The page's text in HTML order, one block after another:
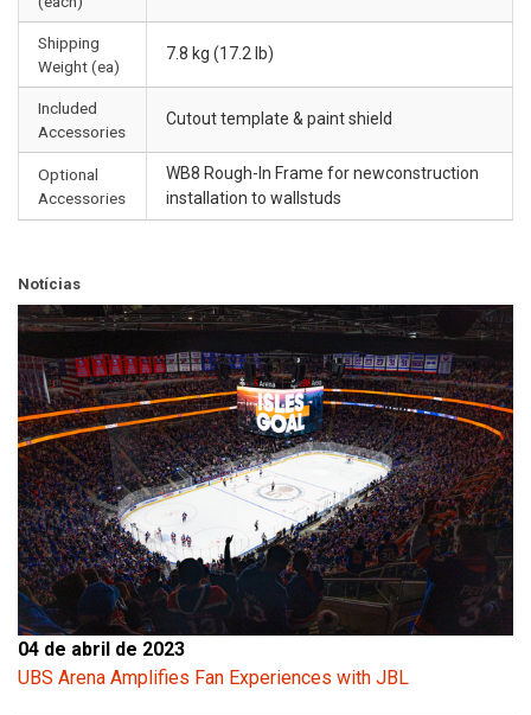
Shipping
Weight (ea)
7.8 kg (17.2 lb)
Included
Accessories
Cutout template & paint shield
Optional
Accessories
WB8 Rough-In Frame for newconstruction
installation to wallstuds
Notícias
04 de abril de 2023
UBS Arena Amplifies Fan Experiences with JBL